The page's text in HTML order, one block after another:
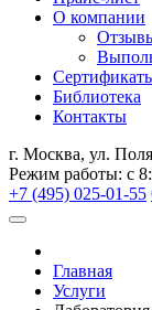
О компании
Библиотека
Контакты
г. Москва, ул.
Режим работы: с
+7 (495) 025-01-55
Главная
Услуги